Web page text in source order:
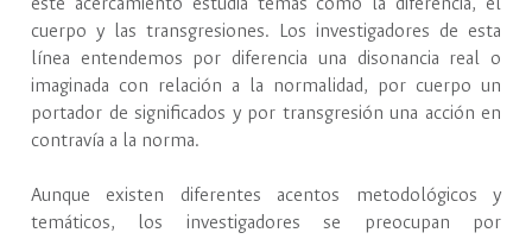
este acercamiento estudia temas como la diferencia, el
cuerpo y las transgresiones. Los investigadores de esta
línea entendemos por diferencia una disonancia real o
imaginada con relación a la normalidad, por cuerpo un
portador de significados y por transgresión una acción en
contravía a la norma.
Aunque existen diferentes acentos metodológicos y
temáticos, los investigadores se preocupan por